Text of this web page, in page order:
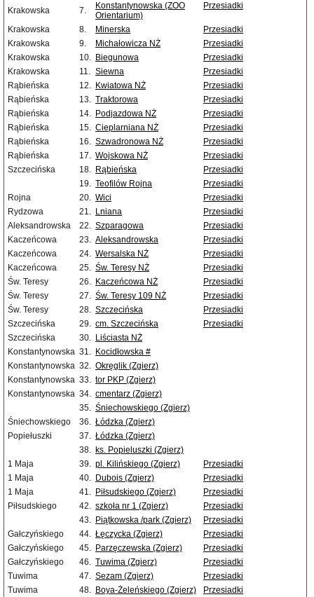
Krakowska
7.
Konstantynowska (ZOO
Orientarium)
Przesiadki
Krakowska 8. Minerska
Przesiadki
Krakowska
9. Michałowicza NŻ
Przesiadki
Krakowska
10. Biegunowa
Przesiadki
Krakowska
11. Siewna
Przesiadki
Rąbieńska
12. Kwiatowa NŻ
Przesiadki
Rąbieńska
13. Traktorowa
Przesiadki
Rąbieńska
14. Podjazdowa NŻ
Przesiadki
Rąbieńska
15. Cieplarniana NŻ
Przesiadki
Rąbieńska
16. Szwadronowa NŻ
Przesiadki
Rąbieńska
17. Wojskowa NŻ
Przesiadki
Szczecińska
18. Rąbieńska
Przesiadki
19. Teofilów Rojna
Przesiadki
Rojna
20. Wici
Przesiadki
Rydzowa
21. Lniana
Przesiadki
Aleksandrowska
22. Szparagowa
Przesiadki
Kaczeńcowa
23. Aleksandrowska
Przesiadki
Kaczeńcowa
24. Wersalska NŻ
Przesiadki
Kaczeńcowa
25. Św. Teresy NŻ
Przesiadki
Św. Teresy
26. Kaczeńcowa NŻ
Przesiadki
Św. Teresy
27. Św. Teresy 109 NŻ
Przesiadki
Św. Teresy
28. Szczecińska
Przesiadki
Szczecińska
29. cm. Szczecińska
Przesiadki
Szczecińska
30. Liściasta NŻ
Konstantynowska 31. Kocidłowska #
Konstantynowska 32. Okręglik (Zgierz)
Konstantynowska 33. tor PKP (Zgierz)
Konstantynowska 34. cmentarz (Zgierz)
35. Śniechowskiego (Zgierz)
Śniechowskiego
36. Łódzka (Zgierz)
Popiełuszki
37. Łódzka (Zgierz)
38. ks. Popieluszki (Zgierz)
1 Maja
39. pl. Kilińskiego (Zgierz)
Przesiadki
1 Maja
40. Dubois (Zgierz)
Przesiadki
1 Maja
41. Piłsudskiego (Zgierz)
Przesiadki
Piłsudskiego
42. szkoła nr 1 (Zgierz)
Przesiadki
43. Piątkowska /park (Zgierz)
Przesiadki
Gałczyńskiego
44. Łęczycka (Zgierz)
Przesiadki
Gałczyńskiego
45. Parzęczewska (Zgierz)
Przesiadki
Gałczyńskiego
46. Tuwima (Zgierz)
Przesiadki
Tuwima
47. Sezam (Zgierz)
Przesiadki
Tuwima
48. Boya-Żeleńskiego (Zgierz)
Przesiadki